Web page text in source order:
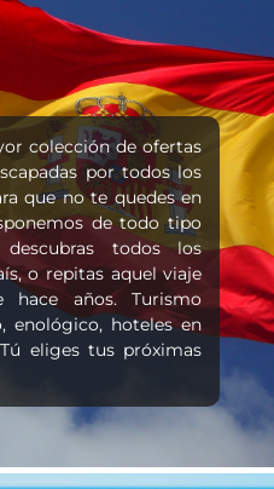
colección de ofertas
por todos los
que no te quedes en
de todo tipo
todos los
o repitas aquel viaje
hace años. Turismo
enológico, hoteles en
eliges tus próximas